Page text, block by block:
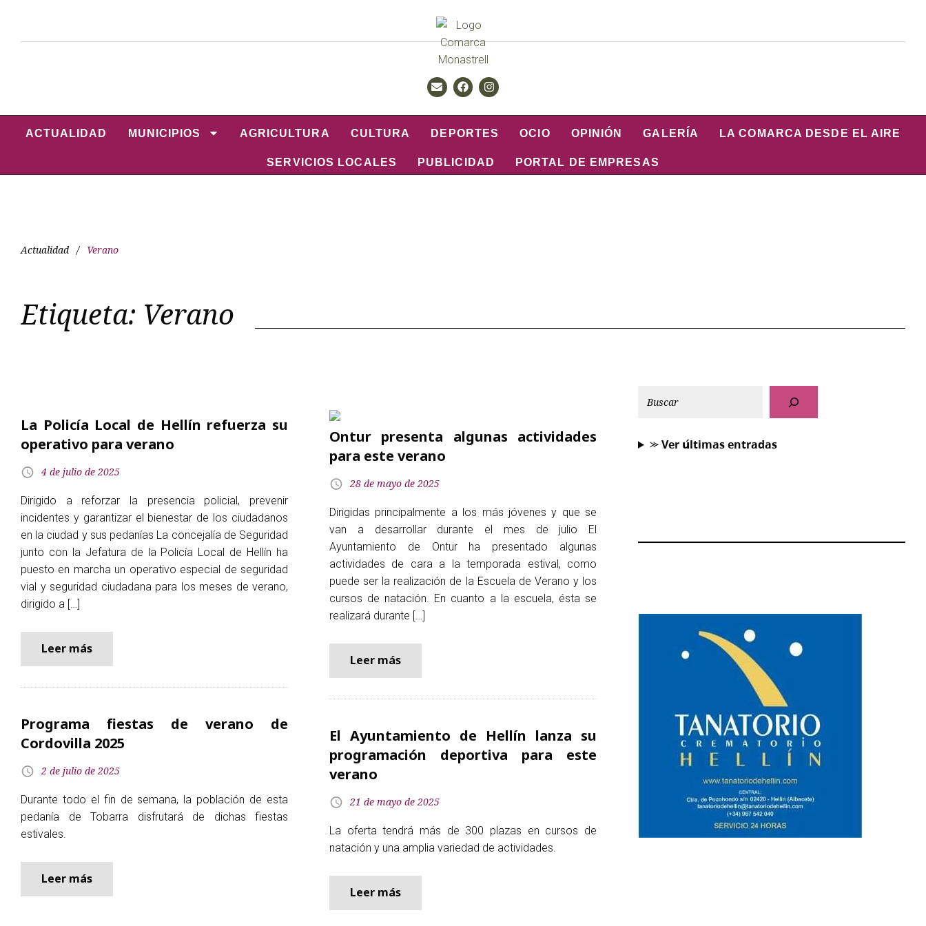
ACTUALIDAD MUNICIPIOS AGRICULTURA CULTURA DEPORTES OCIO OPINIÓN GALERÍA LA COMARCA DESDE EL AIRE
SERVICIOS LOCALES PUBLICIDAD PORTAL DE EMPRESAS
Actualidad / Verano
Etiqueta: Verano
La Policía Local de Hellín refuerza su
operativo para verano
4 de julio de 2025
Dirigido a reforzar la presencia policial, prevenir
incidentes y garantizar el bienestar de los ciudadanos
en la ciudad y sus pedanías La concejalía de Seguridad
junto con la Jefatura de la Policía Local de Hellín ha
puesto en marcha un operativo especial de seguridad
vial y seguridad ciudadana para los meses de verano,
dirigido a […]
Leer más
Programa fiestas de verano de
Cordovilla 2025
2 de julio de 2025
Durante todo el fin de semana, la población de esta
pedanía de Tobarra disfrutará de dichas fiestas
estivales.
Leer más
Ontur presenta algunas actividades
para este verano
28 de mayo de 2025
Dirigidas principalmente a los más jóvenes y que se
van a desarrollar durante el mes de julio El
Ayuntamiento de Ontur ha presentado algunas
actividades de cara a la temporada estival, como
puede ser la realización de la Escuela de Verano y los
cursos de natación. En cuanto a la escuela, ésta se
realizará durante […]
Leer más
El Ayuntamiento de Hellín lanza su
programación deportiva para este
verano
21 de mayo de 2025
La oferta tendrá más de 300 plazas en cursos de
natación y una amplia variedad de actividades.
Leer más
⪼ 𝗩𝗲𝗿 𝘂́𝗹𝘁𝗶𝗺𝗮𝘀 𝗲𝗻𝘁𝗿𝗮𝗱𝗮𝘀